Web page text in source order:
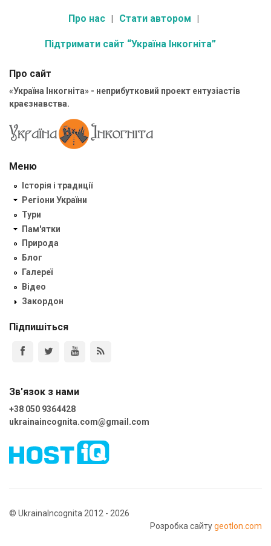
Про нас Стати автором
Підтримати сайт “Україна Інкогніта”
Про сайт
«Україна Інкогніта» - неприбутковий проект ентузіастів
краєзнавства.
Меню
Історія і традиції
Регіони України
Тури
Пам'ятки
Природа
Блог
Галереї
Відео
Закордон
Підпишіться
Зв'язок з нами
+38 050 9364428
ukrainaincognita.com@gmail.com
© UkrainaIncognita 2012 - 2026
Розробка сайтуgeotlon.com